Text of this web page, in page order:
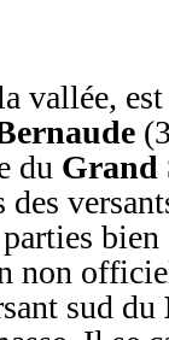
vallée,
du Grand
des
non
sud du